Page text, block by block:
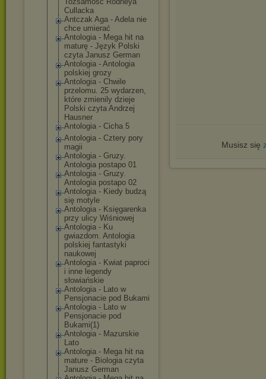
Cullacka
Antczak Aga - Adela nie
chce umierać
Antologia - Mega hit na
maturę - Język Polski
czyta Janusz German
Antologia - Antologia
polskiej grozy
Antologia - Chwile
przelomu. 25 wydarzen,
które zmienily dzieje
Polski czyta Andrzej
Hausner
Antologia - Cicha 5
Antologia - Cztery pory
magii
Antologia - Gruzy.
Antologia postapo 01
Antologia - Gruzy.
Antologia postapo 02
Antologia - Kiedy budzą
się motyle
Antologia - Księgarenka
przy ulicy Wiśniowej
Antologia - Ku
gwiazdom. Antologia
polskiej fantastyki
naukowej
Antologia - Kwiat paproci
i inne legendy
słowiańskie
Antologia - Lato w
Pensjonacie pod Bukami
Antologia - Lato w
Pensjonacie pod
Bukami(1)
Antologia - Mazurskie
Lato
Antologia - Mega hit na
mature - Biologia czyta
Janusz German
Musisz się